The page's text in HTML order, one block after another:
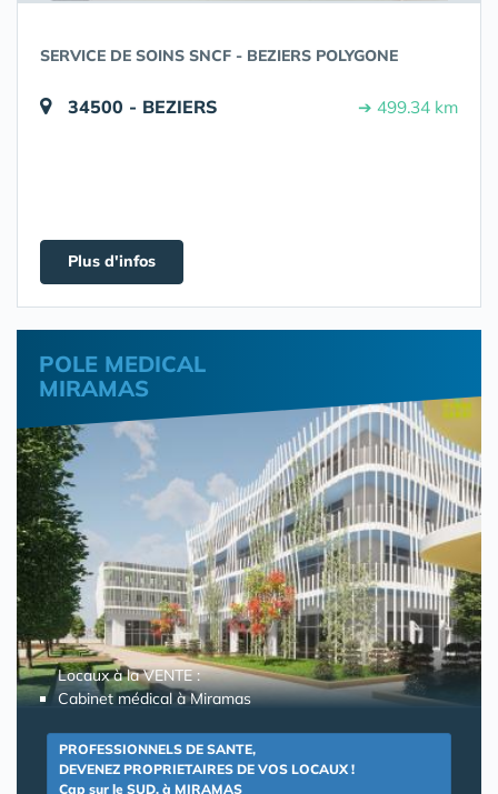
SERVICE DE SOINS SNCF - BEZIERS POLYGONE
34500 - BEZIERS ➔ 499.34 km
Plus d'infos
POLE MEDICAL
MIRAMAS
Locaux à la VENTE :
Cabinet médical à Miramas
PROFESSIONNELS DE SANTE,
DEVENEZ PROPRIETAIRES DE VOS LOCAUX !
Cap sur le SUD, à MIRAMAS